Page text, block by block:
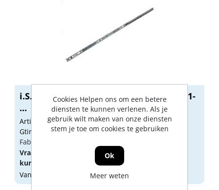
i.S.-Espagnolet z/HZ DM15 GH300 Gr.661-
...
Artikelnummer: 4206614
Gtin: 9004186675442
Fabrikant artikel nummer: 206614
Vraag een
aan oflog in
kunnen zien.
Vandaag besteld, morgen geleverd
Cookies Helpen ons om een betere
diensten te kunnen verlenen. Als je
gebruik wilt maken van onze diensten
stem je toe om cookies te gebruiken
Ok
Meer weten